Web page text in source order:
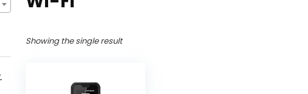
Showing the single result